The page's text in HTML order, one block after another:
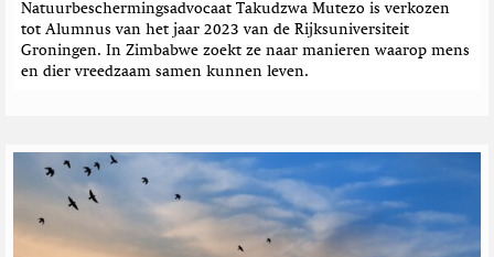
Natuurbeschermingsadvocaat Takudzwa Mutezo is verkozen
tot Alumnus van het jaar 2023 van de Rijksuniversiteit
Groningen. In Zimbabwe zoekt ze naar manieren waarop mens
en dier vreedzaam samen kunnen leven.